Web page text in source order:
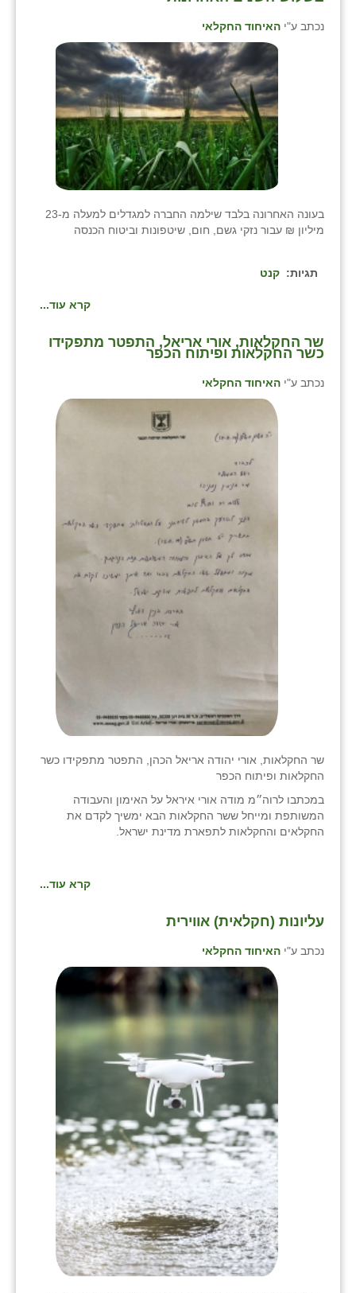
נכתב ע"י האיחוד החקלאי
בעונה האחרונה בלבד שילמה החברה למגדלים למעלה מ-23
מיליון ₪ עבור נזקי גשם, חום, שיטפונות וביטוח הכנסה
תגיות: קנט
קרא עוד...
שר החקלאות, אורי אריאל, התפטר מתפקידו
כשר החקלאות ופיתוח הכפר
נכתב ע"י האיחוד החקלאי
שר החקלאות, אורי יהודה אריאל הכהן, התפטר מתפקידו כשר
החקלאות ופיתוח הכפר
במכתבו לרוה״מ מודה אורי איראל על האימון והעבודה
המשותפת ומייחל ששר החקלאות הבא ימשיך לקדם את
החקלאים והחקלאות לתפארת מדינת ישראל.
קרא עוד...
עליונות (חקלאית) אווירית
נכתב ע"י האיחוד החקלאי